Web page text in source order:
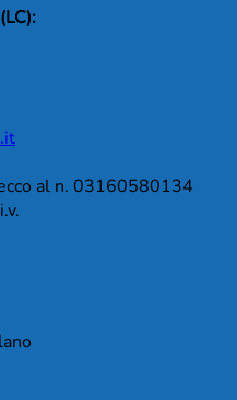
al n. 03160580134